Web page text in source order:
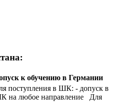
к обучению в Германии
поступления в ШК: - допуск в
на любое направление Для